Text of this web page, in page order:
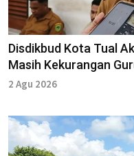
Disdikbud Kota Tual
Masih Kekurangan
2 Agu 2026